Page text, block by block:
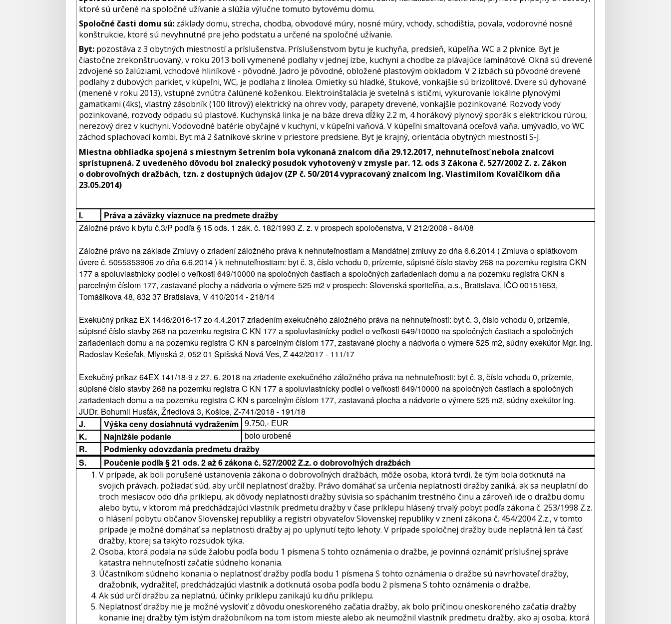
ktoré sú určené na spoločné užívanie a slúžia výlučne tomuto bytovému domu.
Spoločné časti domu sú: základy domu, strecha, chodba, obvodové múry, nosné múry, vchody, schodištia, povala, vodorovné nosné
konštrukcie, ktoré sú nevyhnutné pre jeho podstatu a určené na spoločné užívanie.
Byt: pozostáva z 3 obytných miestností a príslušenstva. Príslušenstvom bytu je kuchyňa, predsieň, kúpeľňa. WC a 2 pivnice. Byt je
čiastočne zrekonštruovaný, v roku 2013 boli vymenené podlahy v jednej izbe, kuchyni a chodbe za plávajúce laminátové. Okná sú drevené
zdvojené so žalúziami, vchodové hliníkové - pôvodné. Jadro je pôvodné, obložené plastovým obkladom. V 2 izbách sú pôvodné drevené
podlahy z dubových parkiet, v kúpeľni, WC, je podlaha z linolea. Omietky sú hladké, štukové, vonkajšie sú brizolitové. Dvere sú dyhované
(menené v roku 2013), vstupné zvnútra čalúnené koženkou. Elektroinštalácia je svetelná s ističmi, vykurovanie lokálne plynovými
gamatkami (4ks), vlastný zásobník (100 litrový) elektrický na ohrev vody, parapety drevené, vonkajšie pozinkované. Rozvody vody
pozinkované, rozvody odpadu sú plastové. Kuchynská linka je na báze dreva dĺžky 2.2 m, 4 horákový plynový sporák s elektrickou rúrou,
nerezový drez v kuchyni. Vodovodné batérie obyčajné v kuchyni, v kúpeľni vaňová. V kúpeľni smaltovaná oceľová vaňa. umývadlo, vo WC
záchod splachovací kombi. Byt má 2 šatníkové skrine v priestore predsiene. Byt je krajný, orientácia obytných miestností S-J.
Miestna obhliadka spojená s miestnym šetrením bola vykonaná znalcom dňa 29.12.2017, nehnuteľnosť nebola znalcovi
sprístupnená. Z uvedeného dôvodu bol znalecký posudok vyhotovený v zmysle par. 12. ods 3 Zákona č. 527/2002 Z. z. Zákon
o dobrovoľných dražbách, tzn. z dostupných údajov (ZP č. 50/2014 vypracovaný znalcom Ing. Vlastimilom Kovalčíkom dňa
23.05.2014)
I.
Práva a záväzky viaznuce na predmete dražby
Záložné právo k bytu č.3/P podľa § 15 ods. 1 zák. č. 182/1993 Z. z. v prospech spoločenstva, V 212/2008 - 84/08
Záložné právo na základe Zmluvy o zriadení záložného práva k nehnuteľnostiam a Mandátnej zmluvy zo dňa 6.6.2014 ( Zmluva o splátkovom
úvere č. 5055353906 zo dňa 6.6.2014 ) k nehnuteľnostiam: byt č. 3, číslo vchodu 0, prízemie, súpisné číslo stavby 268 na pozemku registra CKN
177 a spoluvlastnícky podiel o veľkosti 649/10000 na spoločných častiach a spoločných zariadeniach domu a na pozemku registra CKN s
parcelným číslom 177, zastavané plochy a nádvoria o výmere 525 m2 v prospech: Slovenská sporiteľňa, a.s., Bratislava, IČO 00151653,
Tomášikova 48, 832 37 Bratislava, V 410/2014 - 218/14
Exekučný príkaz EX 1446/2016-17 zo 4.4.2017 zriadením exekučného záložného práva na nehnuteľnosti: byt č. 3, číslo vchodu 0, prízemie,
súpisné číslo stavby 268 na pozemku registra C KN 177 a spoluvlastnícky podiel o veľkosti 649/10000 na spoločných častiach a spoločných
zariadeniach domu a na pozemku registra C KN s parcelným číslom 177, zastavané plochy a nádvoria o výmere 525 m2, súdny exekútor Mgr. Ing.
Radoslav Kešeľak, Mlynská 2, 052 01 Spišská Nová Ves, Z 442/2017 - 111/17
Exekučný príkaz 64EX 141/18-9 z 27. 6. 2018 na zriadenie exekučného záložného práva na nehnuteľnosti: byt č. 3, číslo vchodu 0, prízemie,
súpisné číslo stavby 268 na pozemku registra C KN 177 a spoluvlastnícky podiel o veľkosti 649/10000 na spoločných častiach a spoločných
zariadeniach domu a na pozemku registra C KN s parcelným číslom 177, zastavaná plocha a nádvorie o výmere 525 m2, súdny exekútor Ing.
JUDr. Bohumil Husťák, Žriedlová 3, Košice, Z-741/2018 - 191/18
J.
Výška ceny dosiahnutá vydražením 9.750,- EUR
K. Najnižšie podanie bolo urobené
R.
Podmienky odovzdania predmetu dražby
S.
Poučenie podľa § 21 ods. 2 až 6 zákona č. 527/2002 Z.z. o dobrovoľných dražbách
V prípade, ak boli porušené ustanovenia zákona o dobrovoľných dražbách, môže osoba, ktorá tvrdí, že tým bola dotknutá na
svojich právach, požiadať súd, aby určil neplatnosť dražby. Právo domáhať sa určenia neplatnosti dražby zaniká, ak sa neuplatní do
troch mesiacov odo dňa príklepu, ak dôvody neplatnosti dražby súvisia so spáchaním trestného činu a zároveň ide o dražbu domu
alebo bytu, v ktorom má predchádzajúci vlastník predmetu dražby v čase príklepu hlásený trvalý pobyt podľa zákona č. 253/1998 Z.z.
o hlásení pobytu občanov Slovenskej republiky a registri obyvateľov Slovenskej republiky v znení zákona č. 454/2004 Z.z., v tomto
prípade je možné domáhať sa neplatnosti dražby aj po uplynutí tejto lehoty. V prípade spoločnej dražby bude neplatná len tá časť
dražby, ktorej sa takýto rozsudok týka.
Osoba, ktorá podala na súde žalobu podľa bodu 1 písmena S tohto oznámenia o dražbe, je povinná oznámiť príslušnej správe
katastra nehnuteľností začatie súdneho konania.
Účastníkom súdneho konania o neplatnosť dražby podľa bodu 1 písmena S tohto oznámenia o dražbe sú navrhovateľ dražby,
dražobník, vydražiteľ, predchádzajúci vlastník a dotknutá osoba podľa bodu 2 písmena S tohto oznámenia o dražbe.
Ak súd určí dražbu za neplatnú, účinky príklepu zanikajú ku dňu príklepu.
Neplatnosť dražby nie je možné vysloviť z dôvodu oneskoreného začatia dražby, ak bolo príčinou oneskoreného začatia dražby
konanie inej dražby tým istým dražobníkom na tom istom mieste alebo ak neumožnil vlastník predmetu dražby, ako aj osoba, ktorá